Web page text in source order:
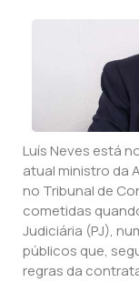
Luís Neves está
atual ministro da
no Tribunal de
cometidas
Judiciária (PJ),
públicos que,
regras da